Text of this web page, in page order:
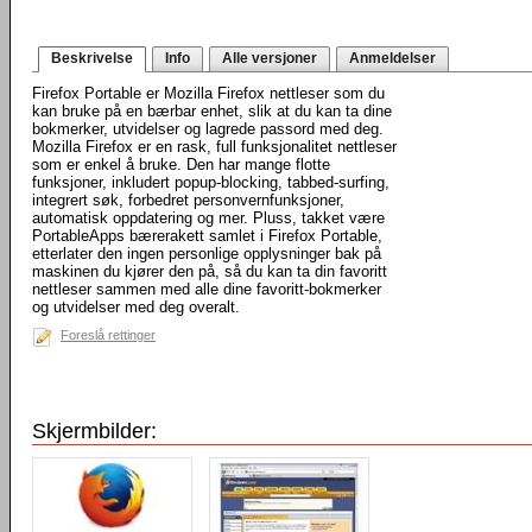
Beskrivelse Info Alle versjoner Anmeldelser
Firefox Portable er Mozilla Firefox nettleser som du
kan bruke på en bærbar enhet, slik at du kan ta dine
bokmerker, utvidelser og lagrede passord med deg.
Mozilla Firefox er en rask, full funksjonalitet nettleser
som er enkel å bruke. Den har mange flotte
funksjoner, inkludert popup-blocking, tabbed-surfing,
integrert søk, forbedret personvernfunksjoner,
automatisk oppdatering og mer. Pluss, takket være
PortableApps bærerakett samlet i Firefox Portable,
etterlater den ingen personlige opplysninger bak på
maskinen du kjører den på, så du kan ta din favoritt
nettleser sammen med alle dine favoritt-bokmerker
og utvidelser med deg overalt.
Foreslå rettinger
Skjermbilder: